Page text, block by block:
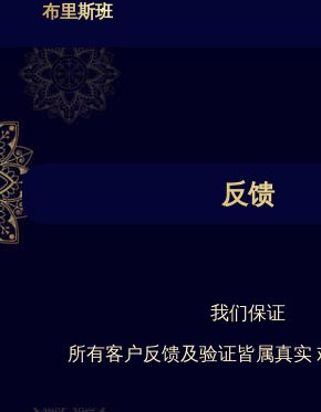
布里斯班
反馈
我们保证
所有客户反馈及验证皆属真实